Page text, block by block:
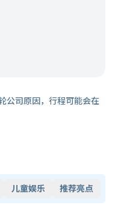
公司原因，行程可能会在
儿童娱乐 推荐亮点